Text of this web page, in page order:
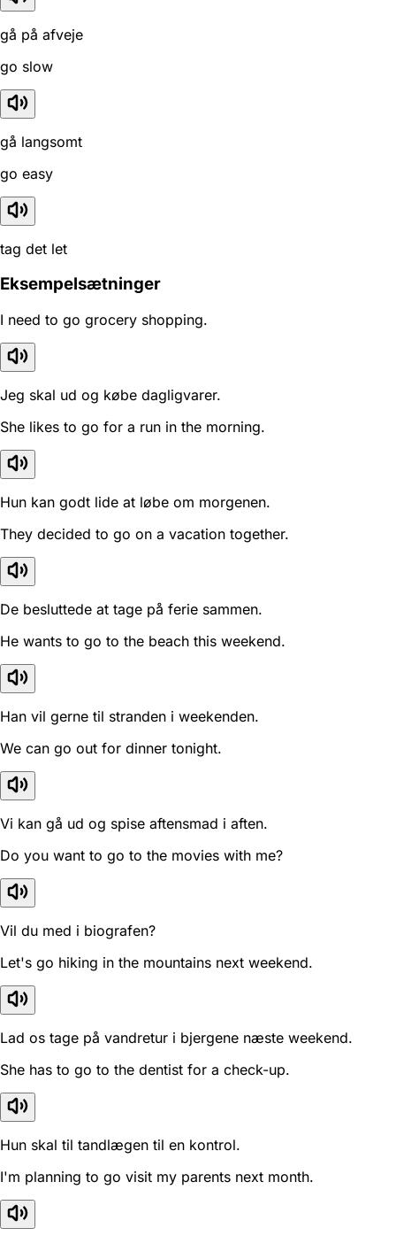
gå på afveje
go slow
gå langsomt
go easy
tag det let
Eksempelsætninger
I need to go grocery shopping.
Jeg skal ud og købe dagligvarer.
She likes to go for a run in the morning.
Hun kan godt lide at løbe om morgenen.
They decided to go on a vacation together.
De besluttede at tage på ferie sammen.
He wants to go to the beach this weekend.
Han vil gerne til stranden i weekenden.
We can go out for dinner tonight.
Vi kan gå ud og spise aftensmad i aften.
Do you want to go to the movies with me?
Vil du med i biografen?
Let's go hiking in the mountains next weekend.
Lad os tage på vandretur i bjergene næste weekend.
She has to go to the dentist for a check-up.
Hun skal til tandlægen til en kontrol.
I'm planning to go visit my parents next month.